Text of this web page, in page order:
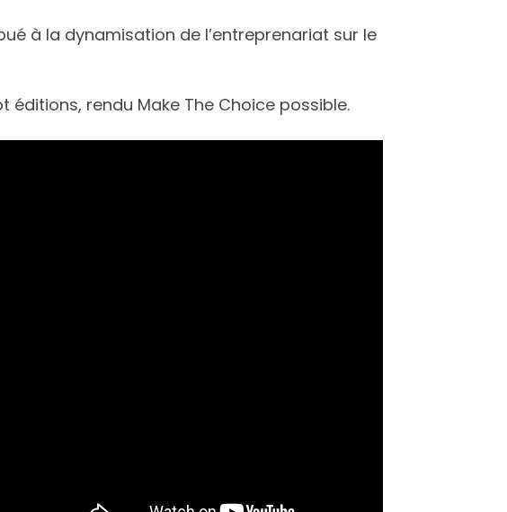
à la dynamisation de l’entreprenariat sur le
rendu Make The Choice possible.